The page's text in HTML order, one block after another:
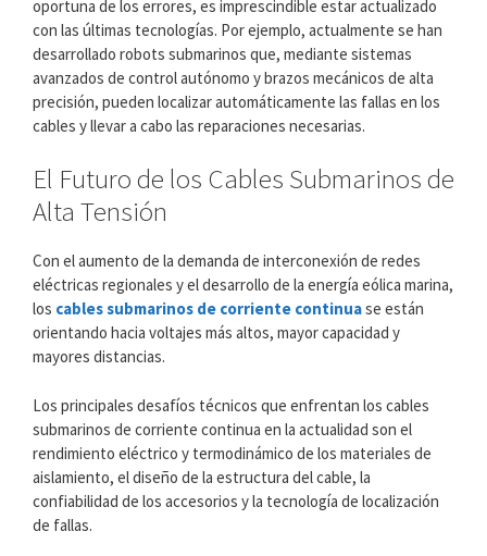
oportuna de los errores, es imprescindible estar actualizado
con las últimas tecnologías. Por ejemplo, actualmente se han
desarrollado robots submarinos que, mediante sistemas
avanzados de control autónomo y brazos mecánicos de alta
precisión, pueden localizar automáticamente las fallas en los
cables y llevar a cabo las reparaciones necesarias.
El Futuro de los Cables Submarinos de
Alta Tensión
Con el aumento de la demanda de interconexión de redes
eléctricas regionales y el desarrollo de la energía eólica marina,
los cables submarinos de corriente continuase están
orientando hacia voltajes más altos, mayor capacidad y
mayores distancias.
Los principales desafíos técnicos que enfrentan los cables
submarinos de corriente continua en la actualidad son el
rendimiento eléctrico y termodinámico de los materiales de
aislamiento, el diseño de la estructura del cable, la
confiabilidad de los accesorios y la tecnología de localización
de fallas.